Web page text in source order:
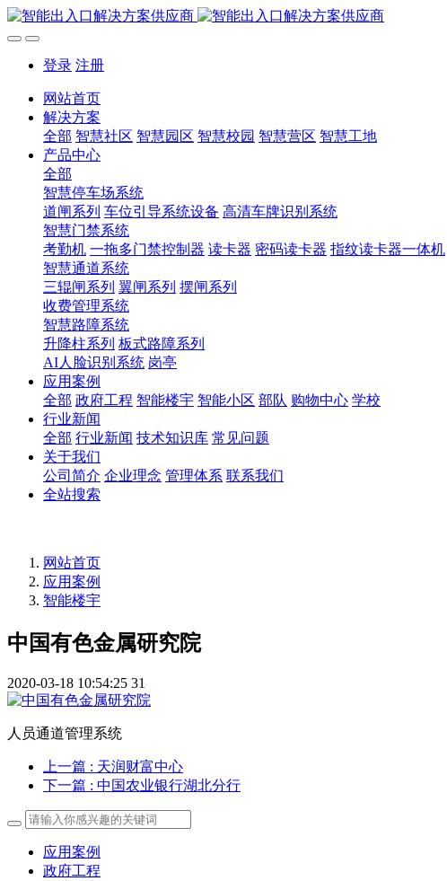
登录 注册
网站首页
解决方案
全部 智慧社区 智慧园区 智慧校园 智慧营区 智慧工地
产品中心
全部
智慧停车场系统
道闸系列 车位引导系统设备 高清车牌识别系统
智慧门禁系统
考勤机 一拖多门禁控制器 读卡器 密码读卡器 指纹读卡器一体机
智慧通道系统
三辊闸系列 翼闸系列 摆闸系列
收费管理系统
智慧路障系统
升降柱系列 板式路障系列
AI人脸识别系统 岗亭
应用案例
全部 政府工程 智能楼宇 智能小区 部队 购物中心 学校
行业新闻
全部 行业新闻 技术知识库 常见问题
关于我们
公司简介 企业理念 管理体系 联系我们
全站搜索
网站首页
应用案例
智能楼宇
中国有色金属研究院
2020-03-18 10:54:25 31
人员通道管理系统
上一篇 : 天润财富中心
下一篇 : 中国农业银行湖北分行
应用案例
政府工程